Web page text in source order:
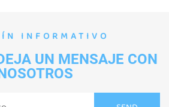
INFORMATIVO
UN MENSAJE CON